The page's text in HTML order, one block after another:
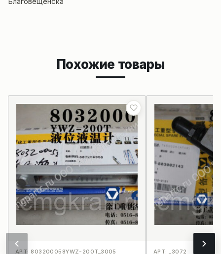
Похожие товары
АРТ: 803200058YWZ-200T_3005 АРТ: _3072